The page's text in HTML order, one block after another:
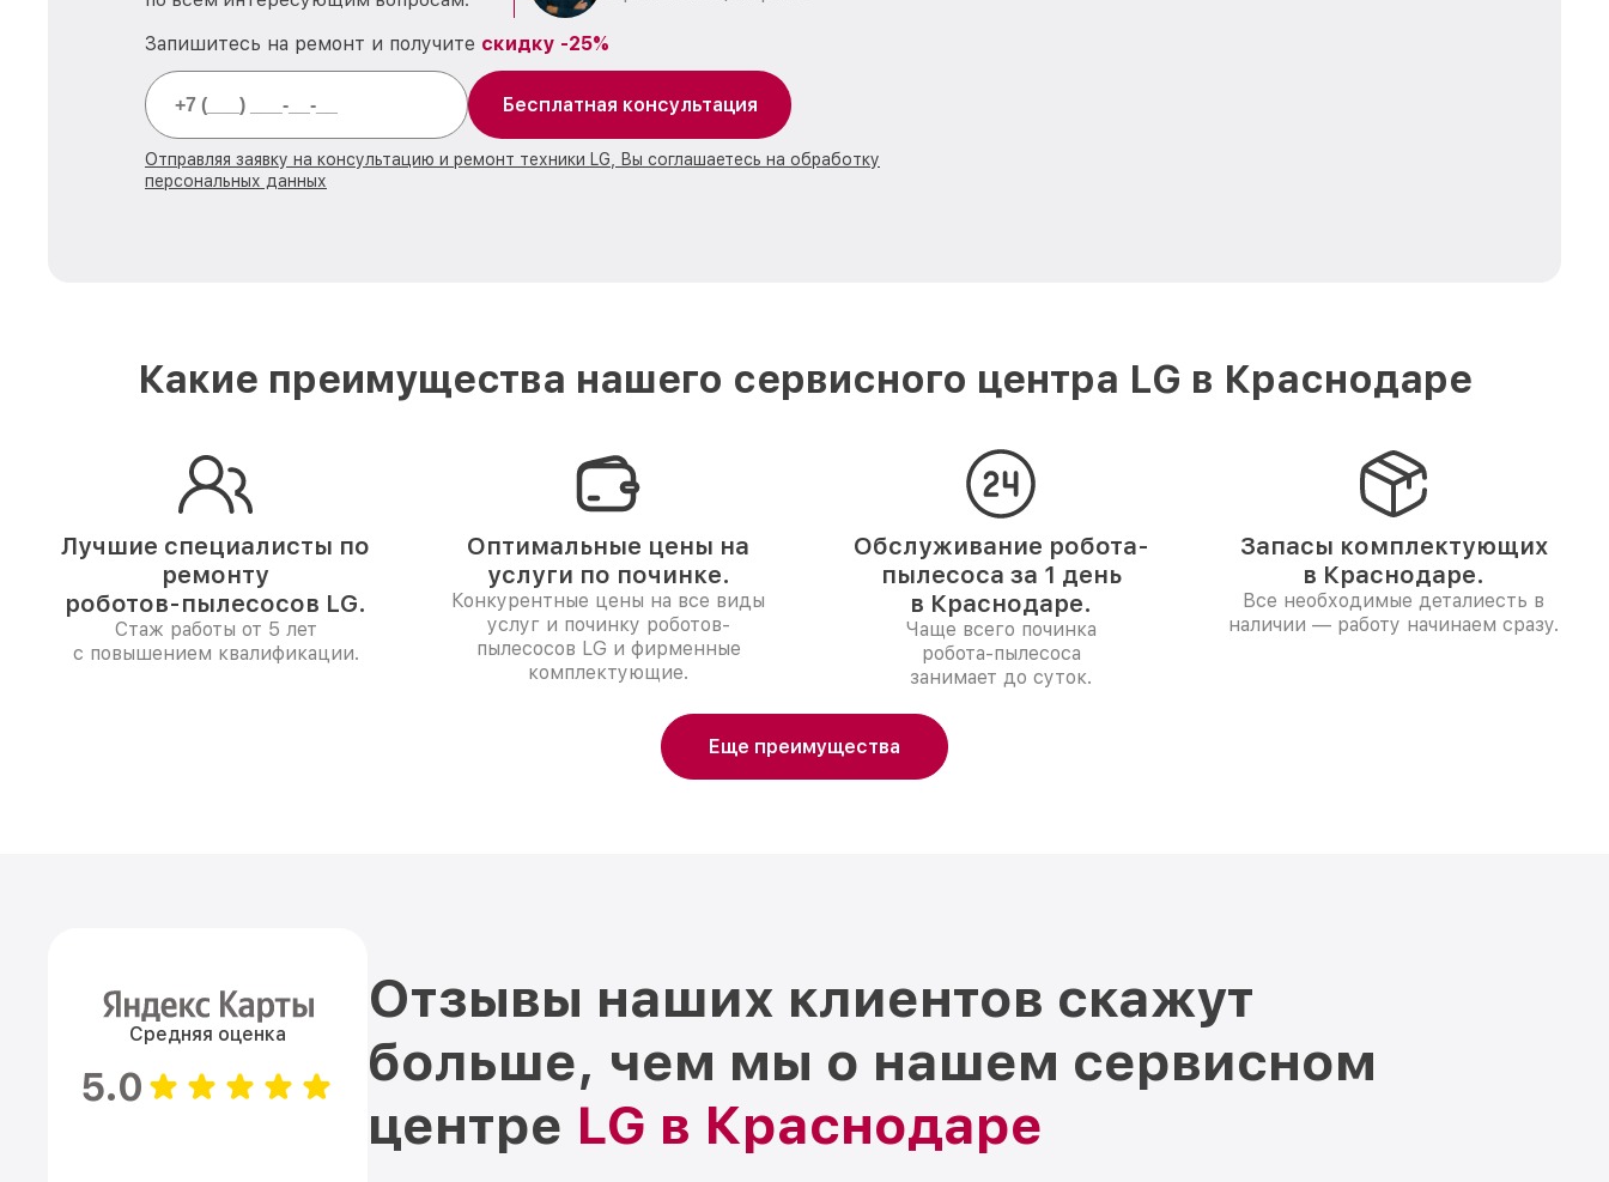
Запишитесь на ремонт и получите скидку -25%
Бесплатная консультация
Отправляя заявку на консультацию и ремонт техники LG, Вы соглашаетесь на обработку
персональных данных
Какие преимущества нашего сервисного центра LG в Краснодаре
Лучшие специалисты по
ремонту
роботов-пылесосов LG.
Стаж работы от 5 лет
с повышением квалификации.
Оптимальные цены на
услуги по починке.
Конкурентные цены на все виды
услуг и починку роботов-
пылесосов LG и фирменные
комплектующие.
Обслуживание робота-
пылесоса за 1 день
в Краснодаре.
Чаще всего починка
робота-пылесоса
занимает до суток.
Запасы комплектующих
в Краснодаре.
Все необходимые деталиесть в
наличии — работу начинаем сразу.
Еще преимущества
Средняя оценка
5.0
Отзывы наших клиентов скажут
больше, чем мы о нашем сервисном
центре LG в Краснодаре